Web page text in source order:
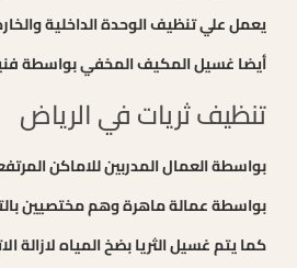
يعمل علي تنظيف الوحدة الداخلية
أيضا غسيل المكيف المخفي بواسطة
تنظيف ثريات في الرياض
بواسطة العمال المدربين للاماكن
بواسطة عمالة ماهرة وهم مختصيين
كما يتم غسيل الثريا بضخ المياه لازالة